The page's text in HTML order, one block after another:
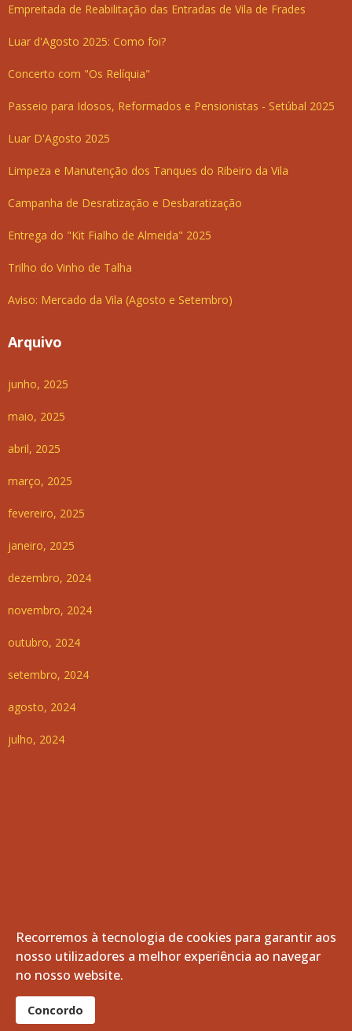
Empreitada de Reabilitação das Entradas de Vila de Frades
Luar d'Agosto 2025: Como foi?
Concerto com "Os Relíquia"
Passeio para Idosos, Reformados e Pensionistas - Setúbal 2025
Luar D'Agosto 2025
Limpeza e Manutenção dos Tanques do Ribeiro da Vila
Campanha de Desratização e Desbaratização
Entrega do "Kit Fialho de Almeida" 2025
Trilho do Vinho de Talha
Aviso: Mercado da Vila (Agosto e Setembro)
Arquivo
junho, 2025
maio, 2025
abril, 2025
março, 2025
fevereiro, 2025
janeiro, 2025
dezembro, 2024
novembro, 2024
outubro, 2024
setembro, 2024
agosto, 2024
julho, 2024
© 2026 Freguesia de Vila de Frades. Todos os direitos
Recorremos à tecnologia de cookies para garantir aos
nosso utilizadores a melhor experiência ao navegar
no nosso website.
Concordo